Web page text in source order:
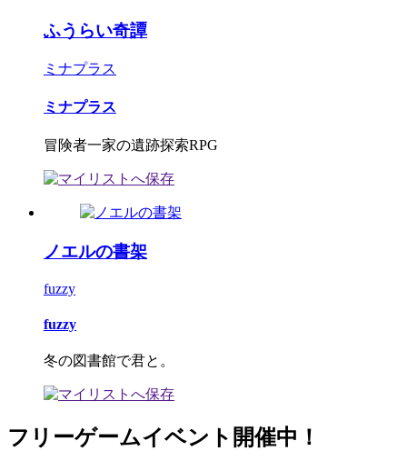
ふうらい奇譚
ミナプラス
ミナプラス
冒険者一家の遺跡探索RPG
ノエルの書架
fuzzy
fuzzy
冬の図書館で君と。
フリーゲームイベント開催中！